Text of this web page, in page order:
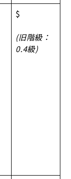
$
(旧階級：
0.4級)